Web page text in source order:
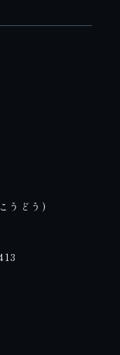
うどう)